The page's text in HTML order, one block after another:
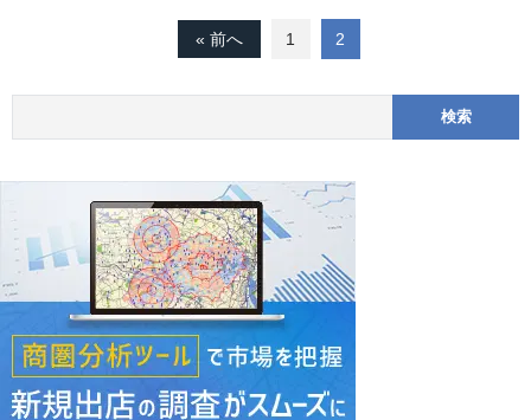
« 前へ 1 2